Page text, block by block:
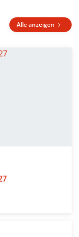
Alle anzeigen